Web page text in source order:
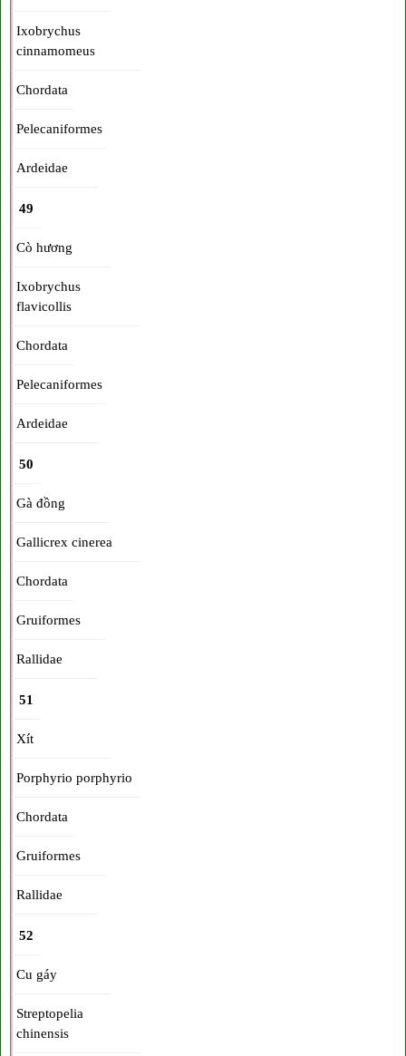
Ixobrychus
cinnamomeus
Chordata
Pelecaniformes
Ardeidae
49
Cò hương
Ixobrychus
flavicollis
Chordata
Pelecaniformes
Ardeidae
50
Gà đồng
Gallicrex cinerea
Chordata
Gruiformes
Rallidae
51
Xít
Porphyrio porphyrio
Chordata
Gruiformes
Rallidae
52
Cu gáy
Streptopelia
chinensis